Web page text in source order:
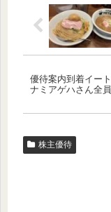
優待案内到着イー
ナミアゲハさん全
株主優待